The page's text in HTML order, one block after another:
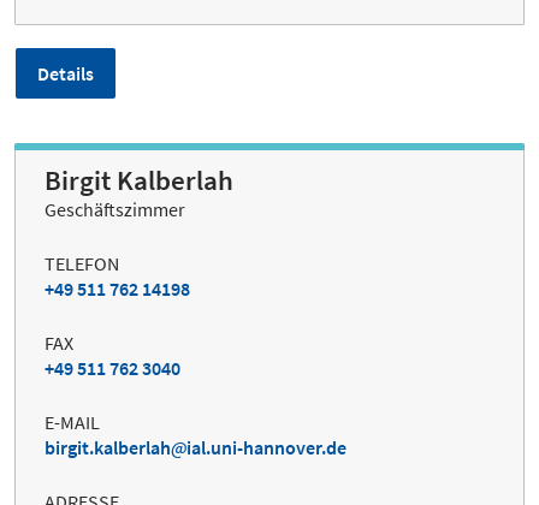
Details
Birgit Kalberlah
Geschäftszimmer
TELEFON
+49 511 762 14198
FAX
+49 511 762 3040
E-MAIL
birgit.kalberlah
ial.uni-hannover.de